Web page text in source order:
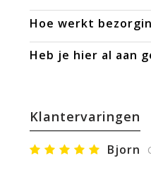
Hoe werkt
Heb je hier al aan
Klantervaringen
Bjorn